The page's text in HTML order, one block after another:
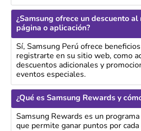
¿Samsung ofrece un descuento
página o aplicación?
Sí, Samsung Perú ofrece
registrarte en su sitio web, como
descuentos adicionales y
eventos especiales.
¿Qué es Samsung Rewards y
Samsung Rewards es un
que permite ganar puntos por cada